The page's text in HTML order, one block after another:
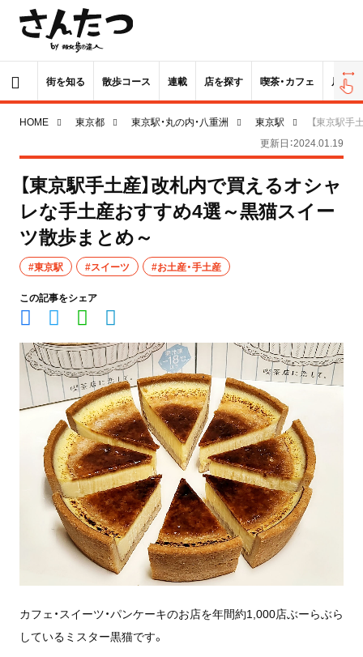
街を知る 散歩コース 連載 店を探す 喫茶・カフェ 居酒屋
HOME 東京都 東京駅・丸の内・八重洲 東京駅
【東京駅
更新日：2024.01.19
【東京駅手土産】改札内で買えるオシャ
レな手土産おすすめ4選～黒猫スイー
ツ散歩まとめ～
#東京駅 #スイーツ #お土産・手土産
この記事をシェア
カフェ・スイーツ・パンケーキのお店を年間約1,000店ぶーらぶら
しているミスター黒猫です。